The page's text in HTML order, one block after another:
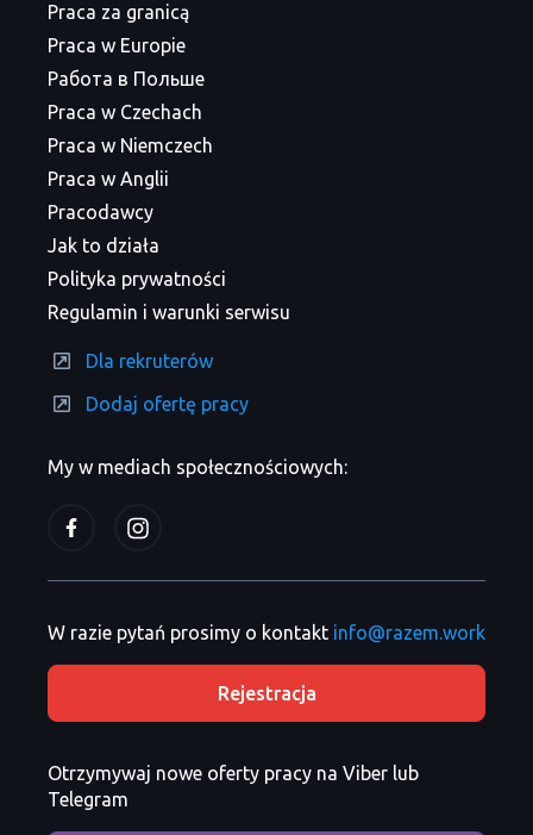
My w mediach społecznościowych:
Praca za granicą
Praca w Europie
Работа в Польше
Praca w Czechach
Praca w Niemczech
Praca w Anglii
Pracodawcy
Jak to działa
Polityka prywatności
Regulamin i warunki serwisu
Dla rekruterów
Dodaj ofertę pracy
W razie pytań prosimy o kontakt info@razem.work
Rejestracja
Otrzymywaj nowe oferty pracy na Viber lub
Telegram